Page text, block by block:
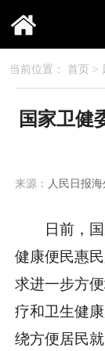
当前位置： 首页 >
国家卫健
来源： 人民日报
日前，
健康便民惠
求进一步方
疗和卫生健
绕方便居民